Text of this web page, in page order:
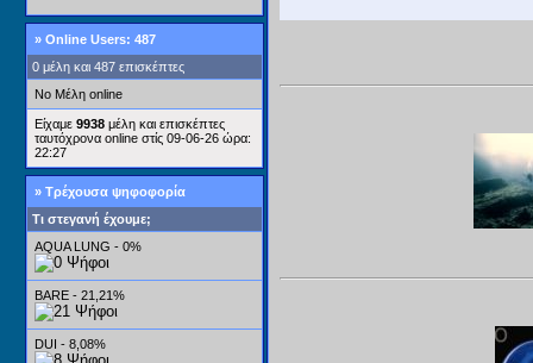
» Online Users: 487
0 μέλη και 487 επισκέπτες
No Μέλη online
Είχαμε 9938 μέλη και επισκέπτες
ταυτόχρονα online στίς 09-06-26 ώρα:
22:27
» Τρέχουσα ψηφοφορία
Τι στεγανή έχουμε;
AQUA LUNG - 0%
BARE - 21,21%
DUI - 8,08%